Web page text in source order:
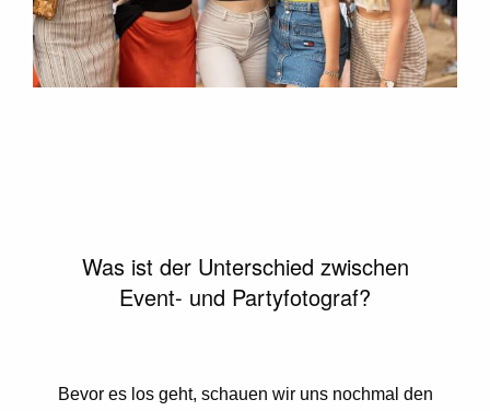
Was ist der Unterschied zwischen
Event- und Partyfotograf?
Bevor es los geht, schauen wir uns nochmal den